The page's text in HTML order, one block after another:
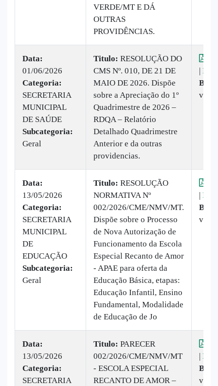
VERDE/MT E DÁ
OUTRAS
PROVIDÊNCIAS.
Data:
01/06/2026
Categoria:
SECRETARIA
MUNICIPAL
DE SAÚDE
Subcategoria:
Geral
Titulo: RESOLUÇÃO DO
CMS Nº. 010, DE 21 DE
MAIO DE 2026. Dispõe
sobre a Apreciação do 1º
Quadrimestre de 2026 –
RDQA – Relatório
Detalhado Quadrimestre
Anterior e da outras
providencias.
|
vez
Data:
13/05/2026
Categoria:
SECRETARIA
MUNICIPAL
DE
EDUCAÇÃO
Subcategoria:
Geral
Titulo: RESOLUÇÃO
NORMATIVA Nº
002/2026/CME/NMV/MT.
Dispõe sobre o Processo
de Nova Autorização de
Funcionamento da Escola
Especial Recanto de Amor
- APAE para oferta da
Educação Básica, etapas:
Educação Infantil, Ensino
Fundamental, Modalidade
de Educação de Jo
|
vezes
Data:
13/05/2026
Categoria:
SECRETARIA
Titulo: PARECER
002/2026/CME/NMV/MT
- ESCOLA ESPECIAL
RECANTO DE AMOR –
|
vezes